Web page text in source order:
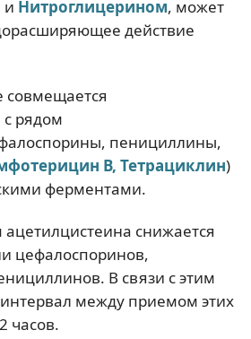
и Нитроглицерином, может
действие
совмещается
рядом
пенициллины,
В, Тетрациклин)
ферментами.
снижается
цефалоспоринов,
В связи с этим
между приемом этих
часов.